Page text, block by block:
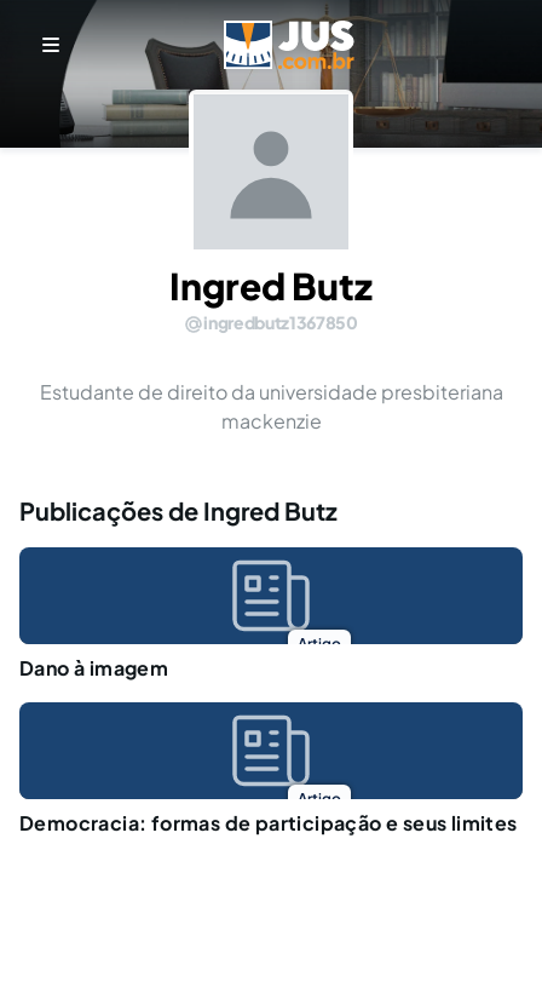
Ingred Butz
ingredbutz1367850
Estudante de direito da universidade presbiteriana
mackenzie
Publicações de Ingred Butz
Artigo
Dano à imagem
Artigo
Democracia: formas de participação e seus limites